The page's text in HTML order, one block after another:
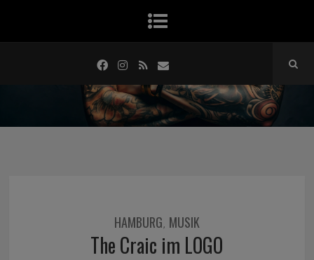
HAMBURG, MUSIK
The Craic im LOGO